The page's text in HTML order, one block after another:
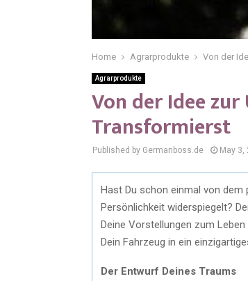
Home Agrarprodukte Von der
Agrarprodukte
Von der Idee
Transformierst
Published by Germanboss.de May 3,
Hast Du schon einmal von
Persönlichkeit widerspiegelt?
Deine Vorstellungen zum
Dein Fahrzeug in ein
Der Entwurf Deines Traums